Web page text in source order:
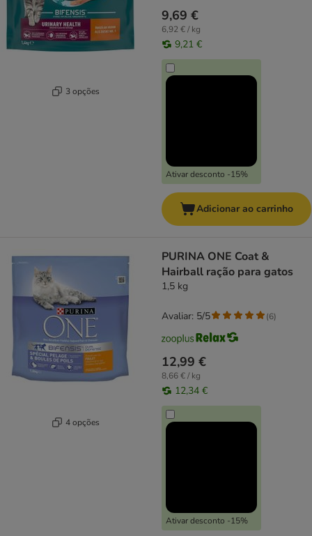
3 opções
9,69 €
6,92 € / kg
9,21 €
Ativar desconto -15%
Adicionar ao carrinho
4 opções
PURINA ONE Coat &
Hairball ração para gatos
1,5 kg
12,99 €
8,66 € / kg
12,34 €
Ativar desconto -15%
Avaliar: 5/5 (6)